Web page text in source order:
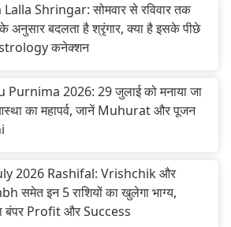
Lalla Shringar: सोमवार से रविवार तक
अनुसार बदलता है श्रृंगार, क्या है इसके पीछे
कनेक्शन
Purnima 2026: 29 जुलाई को मनाया जा
का महापर्व, जानें Muhurat और पूजन
2026 Rashifal: Vrishchik और
समेत इन 5 राशियों का खुलेगा भाग्य,
बंपर Profit और Success